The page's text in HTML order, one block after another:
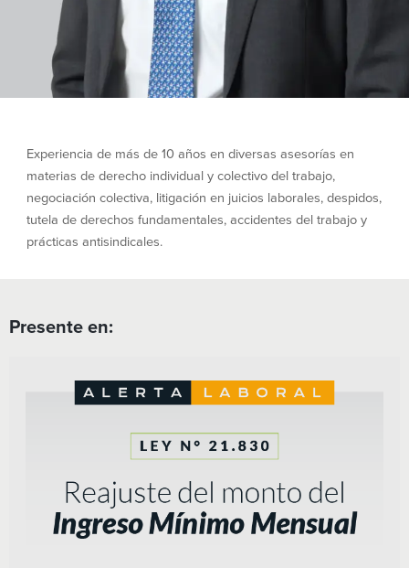
Experiencia de más de 10 años en diversas asesorías en
materias de derecho individual y colectivo del trabajo,
negociación colectiva, litigación en juicios laborales, despidos,
tutela de derechos fundamentales, accidentes del trabajo y
prácticas antisindicales.
Presente en: